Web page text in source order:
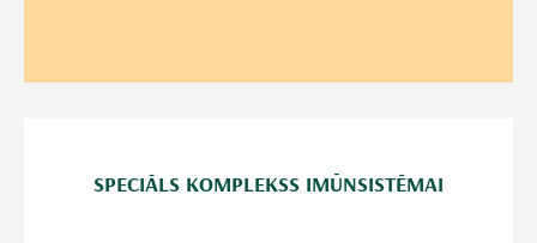
SPECIĀLS KOMPLEKSS IMŪNSISTĒMAI